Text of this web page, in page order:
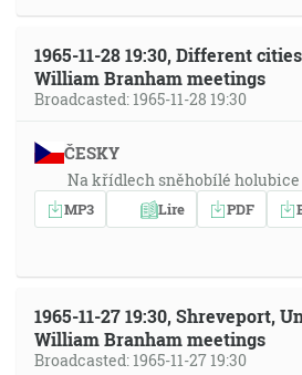
1965-11-28 19:30, Different
William Branham meetings
Broadcasted: 1965-11-28 19:30
ČESKY
Na křídlech sněhobílé holubice
MP3 Lire PDF
1965-11-27 19:30, Shreveport,
William Branham meetings
Broadcasted: 1965-11-27 19:30